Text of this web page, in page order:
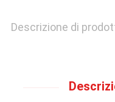
UNA
Descrizione di